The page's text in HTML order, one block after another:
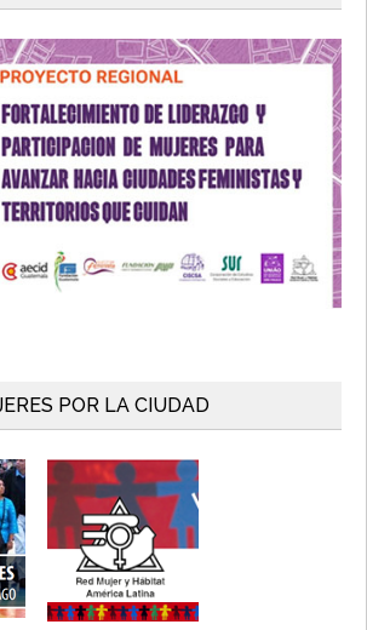
POR LA CIUDAD